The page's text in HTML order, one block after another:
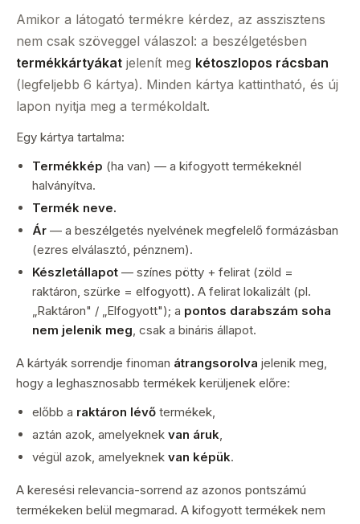
Amikor a látogató termékre kérdez, az asszisztens
nem csak szöveggel válaszol: a beszélgetésben
termékkártyákat jelenít meg kétoszlopos rácsban
(legfeljebb 6 kártya). Minden kártya kattintható, és új
lapon nyitja meg a termékoldalt.
Egy kártya tartalma:
Termékkép (ha van) — a kifogyott termékeknél
halványítva.
Termék neve.
Ár — a beszélgetés nyelvének megfelelő formázásban
(ezres elválasztó, pénznem).
Készletállapot — színes pötty + felirat (zöld =
raktáron, szürke = elfogyott). A felirat lokalizált (pl.
„Raktáron" / „Elfogyott"); a pontos darabszám soha
nem jelenik meg, csak a bináris állapot.
A kártyák sorrendje finoman átrangsorolva jelenik meg,
hogy a leghasznosabb termékek kerüljenek előre:
előbb a raktáron lévő termékek,
aztán azok, amelyeknek van áruk,
végül azok, amelyeknek van képük.
A keresési relevancia-sorrend az azonos pontszámú
termékeken belül megmarad. A kifogyott termékek nem